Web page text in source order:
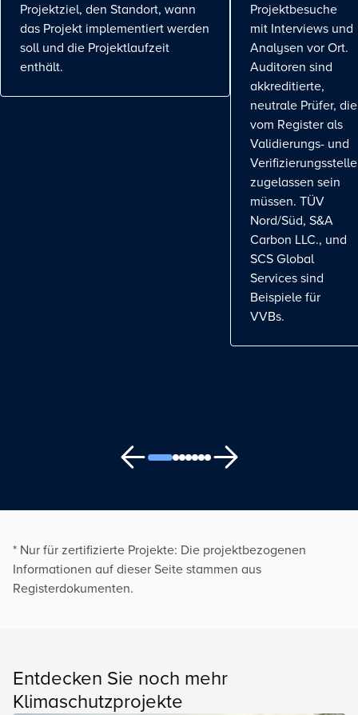
Projektziel, den Standort, wann
das Projekt implementiert werden
soll und die Projektlaufzeit
enthält.
Projektbesuche
mit Interviews und
Analysen vor Ort.
Auditoren sind
akkreditierte,
neutrale Prüfer, die
vom Register als
Validierungs- und
Verifizierungsstelle
zugelassen sein
müssen. TÜV
Nord/Süd, S&A
Carbon LLC., und
SCS Global
Services sind
Beispiele für
VVBs.
* Nur für zertifizierte Projekte: Die projektbezogenen
Informationen auf dieser Seite stammen aus
Registerdokumenten.
Entdecken Sie noch mehr
Klimaschutzprojekte